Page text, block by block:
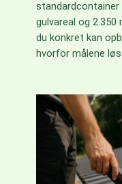
standardcontainer
gulvareal og 2.350
du konkret kan
hvorfor målene